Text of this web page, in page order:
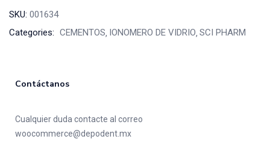
SKU: 001634
Categories: CEMENTOS IONOMERO DE VIDRIO SCI PHARM
Contáctanos
Cualquier duda contacte al correo
woocommerce@depodent.mx